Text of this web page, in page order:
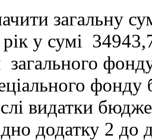
загальну
у сумі
загального
видатки
додатку 2 до